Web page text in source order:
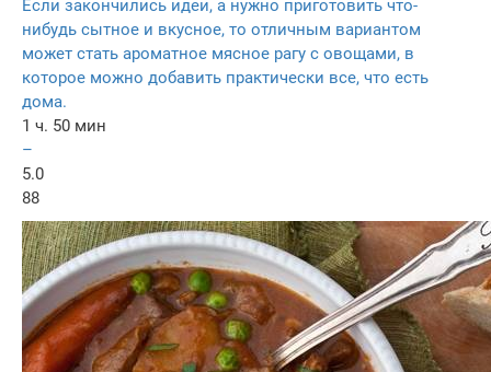
Если закончились идеи, а нужно приготовить что-
нибудь сытное и вкусное, то отличным вариантом
может стать ароматное мясное рагу с овощами, в
которое можно добавить практически все, что есть
дома.
1 ч. 50 мин
–
5.0
88